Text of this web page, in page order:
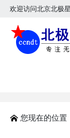
欢迎访问北京北极
您现在的位置